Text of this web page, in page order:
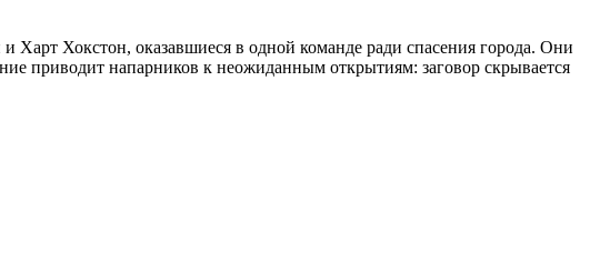
Хокстон, оказавшиеся в одной команде ради спасения города. Они
приводит напарников к неожиданным открытиям: заговор скрывается